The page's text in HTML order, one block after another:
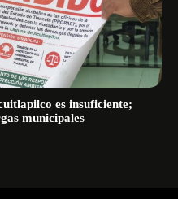
es insuficiente;
municipales